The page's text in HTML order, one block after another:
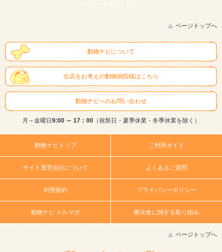
スマートフォン | PC
ページトップへ
動物ナビについて
出店をお考えの動物病院様はこちら
動物ナビへのお問い合わせ
月～金曜日9:00 ～ 17：00（祝祭日・夏季休業・冬季休業を除く）
動物ナビトップ ご利用ガイド
サイト運営会社について よくあるご質問
利用規約 プライバシーポリシー
動物ナビ メルマガ 療法食に関する取り組み
ページトップへ